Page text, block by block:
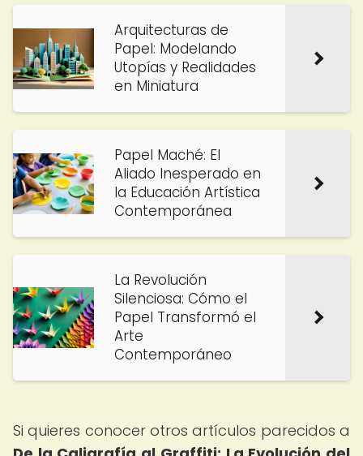
Arquitecturas de
Papel: Modelando
Utopías y Realidades
en Miniatura
Papel Maché: El
Aliado Inesperado en
la Educación Artística
Contemporánea
La Revolución
Silenciosa: Cómo el
Papel Transformó el
Arte
Contemporáneo
Si quieres conocer otros artículos parecidos a